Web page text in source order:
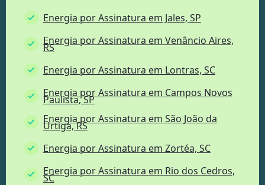
Energia por Assinatura em Jales, SP
Energia por Assinatura em Venâncio Aires,
RS
Energia por Assinatura em Lontras, SC
Energia por Assinatura em Campos Novos
Paulista, SP
Energia por Assinatura em São João da
Urtiga, RS
Energia por Assinatura em Zortéa, SC
Energia por Assinatura em Rio dos Cedros,
SC